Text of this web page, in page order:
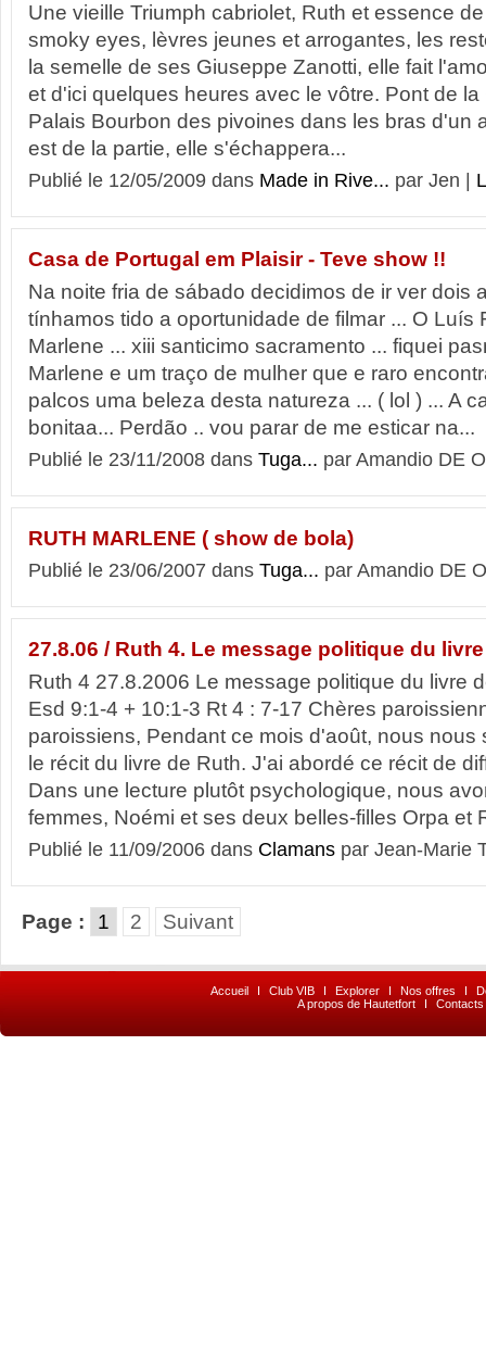
Une vieille Triumph cabriolet, Ruth et essence
smoky eyes, lèvres jeunes et arrogantes, les
la semelle de ses Giuseppe Zanotti, elle fait
et d'ici quelques heures avec le vôtre. Pont de
Palais Bourbon des pivoines dans les bras d'un
est de la partie, elle s'échappera...
Publié le 12/05/2009 dans Made in Rive... par Jen |
Casa de Portugal em Plaisir - Teve show !!
Na noite fria de sábado decidimos de ir ver dois
tínhamos tido a oportunidade de filmar ... O Luís
Marlene ... xiii santicimo sacramento ... fiquei
Marlene e um traço de mulher que e raro
palcos uma beleza desta natureza ... ( lol ) ... A
bonitaa... Perdão .. vou parar de me esticar na...
Publié le 23/11/2008 dans Tuga... par Amandio DE
RUTH MARLENE ( show de bola)
Publié le 23/06/2007 dans Tuga... par Amandio DE
27.8.06 / Ruth 4. Le message politique du
Ruth 4 27.8.2006 Le message politique du livre
Esd 9:1-4 + 10:1-3 Rt 4 : 7-17 Chères
paroissiens, Pendant ce mois d'août, nous nous
le récit du livre de Ruth. J'ai abordé ce récit de
Dans une lecture plutôt psychologique, nous
femmes, Noémi et ses deux belles-filles Orpa et
Publié le 11/09/2006 dans Clamans par Jean-Marie
Page : 1 2 Suivant
Accueil I Club VIB I Explorer I Nos offres I
A propos de Hautetfort
I Contacts